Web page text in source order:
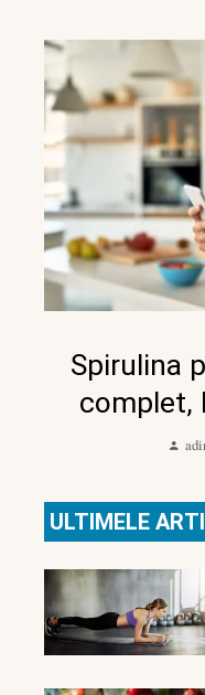
Spirulina
complet,
ULTIMELE